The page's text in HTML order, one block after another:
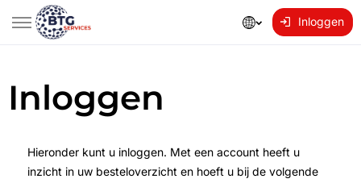
Inloggen
Inloggen
Hieronder kunt u inloggen. Met een account heeft u
inzicht in uw besteloverzicht en hoeft u bij de volgende